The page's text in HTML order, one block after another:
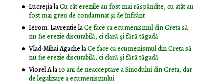
LucrețialaCu cât ereziile au fost mai răspândite, cu atât au
fost mai greu de condamnat și de înfrânt
Ierom. LavrentielaCe face ca ecumenismul din Creta să
nu fie erezie discutabilă, ci clară și fără tăgadă
Vlad-Mihai AgachelaCe face ca ecumenismul din Creta să
nu fie erezie discutabilă, ci clară și fără tăgadă
Viorel Ala10 ani de neacceptare a Sinodului din Creta, dar
de legalizare a ecumenismului